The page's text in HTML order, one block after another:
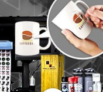
تبلیغ شو پنل خورشیدی 12 ولت
خورشیدی 12 ولت